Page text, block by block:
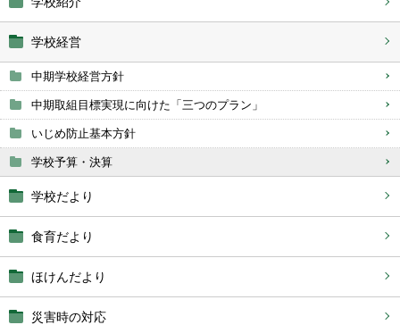
学校経営
中期学校経営方針
中期取組目標実現に向けた「三つのプラン」
いじめ防止基本方針
学校予算・決算
学校だより
食育だより
ほけんだより
災害時の対応